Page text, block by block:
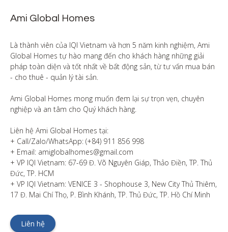
Ami Global Homes
Là thành viên của IQI Vietnam và hơn 5 năm kinh nghiệm, Ami
Global Homes tự hào mang đến cho khách hàng những giải
pháp toàn diện và tốt nhất về bất động sản, từ tư vấn mua bán
- cho thuê - quản lý tài sản.
Ami Global Homes mong muốn đem lại sự trọn vẹn, chuyên
nghiệp và an tâm cho Quý khách hàng.
Liên hệ Ami Global Homes tại:
+ Call/Zalo/WhatsApp: (+84) 911 856 998
+ Email: amiglobalhomes@gmail.com
+ VP IQI Vietnam: 67-69 Đ. Võ Nguyên Giáp, Thảo Điền, TP. Thủ
Đức, TP. HCM
+ VP IQI Vietnam: VENICE 3 - Shophouse 3, New City Thủ Thiêm,
17 Đ. Mai Chí Thọ, P. Bình Khánh, TP. Thủ Đức, TP. Hồ Chí Minh
Liên hệ